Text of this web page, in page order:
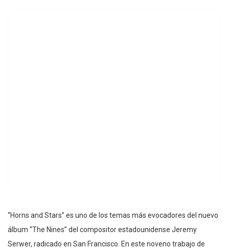
“Horns and Stars” es uno de los temas más evocadores del nuevo
álbum “The Nines” del compositor estadounidense Jeremy
Serwer, radicado en San Francisco. En este noveno trabajo de